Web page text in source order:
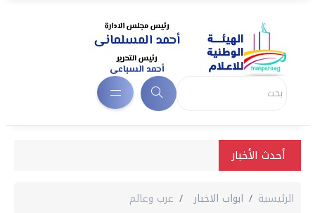
أحدث الأخبار
الرئيسية ابواب الاخبار عرب وعالم